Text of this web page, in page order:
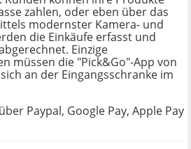
zahlen, oder eben über das
modernster Kamera- und
die Einkäufe erfasst und
Einzige
müssen die "Pick&Go"-App von
an der Eingangsschranke im
Paypal, Google Pay, Apple Pay